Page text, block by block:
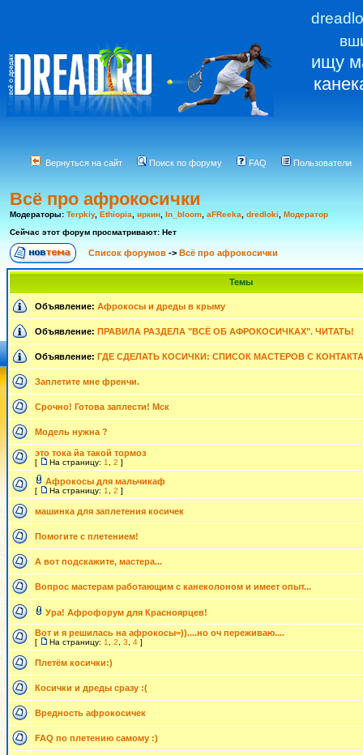
ищу
Вернуться на сайт Поиск по форуму FAQ Пользователи
Всё про афрокосички
Модераторы: Terpkiy, Ethiopia иркин In_bloom aFReeka dredloki
Модератор
Сейчас этот форум просматривают: Нет
Список форумов -> Всё про афрокосички
Темы
Объявление: Афрокосы и дреды в крыму
Объявление: ПРАВИЛА РАЗДЕЛА "ВСЁ ОБ АФРОКОСИЧКАХ". ЧИТАТЬ!
Объявление: ГДЕ СДЕЛАТЬ КОСИЧКИ: СПИСОК МАСТЕРОВ С
Заплетите мне френчи.
Срочно! Готова заплести! Мск
Модель нужна ?
это тока йа такой тормоз
[ На страницу: 1 2 ]
Афрокосы для мальчикаф
[ На страницу: 1 2 ]
машинка для заплетения косичек
Помогите с плетением!
А вот подскажите, мастера...
Вопрос мастерам работающим с канеколоном и имеет опыт...
Ура! Афрофорум для Красноярцев!
Вот и я решилась на афрокосы=))....но оч переживаю....
[ На страницу: 1 2 3 4 ]
Плетём косички:)
Косички и дреды сразу :(
Вредность афрокосичек
FAQ по плетению самому :)